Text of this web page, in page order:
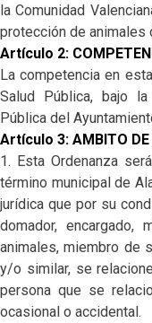
la Comunidad
protección de animales
Artículo 2:
La competencia en
Salud Pública, bajo
Pública del
Artículo 3: AMBITO DE
1. Esta Ordenanza
término municipal de
jurídica que por su
domador, encargado,
animales, miembro de
y/o similar, se
persona que se
ocasional o accidental.